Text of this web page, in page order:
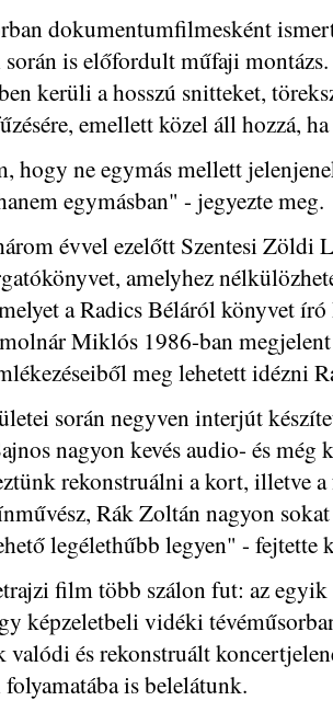
dokumentumfilmesként
is előfordult műfaji
kerüli a hosszú snitteket,
emellett közel áll hozzá,
hogy ne egymás mellett
egymásban" - jegyezte meg.
évvel ezelőtt Szentesi Zöldi
amelyhez
a Radics Béláról könyvet
Miklós 1986-ban
meg lehetett idézni
során negyven interjút
nagyon kevés audio- és még
rekonstruálni a kort, illetve
Rák Zoltán nagyon
legélethűbb legyen" - fejtette
film több szálon fut: az
képzeletbeli vidéki
valódi és rekonstruált
is belelátunk.